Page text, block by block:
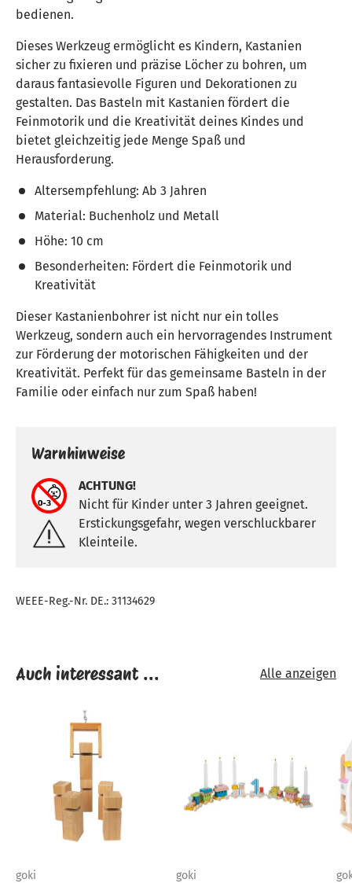
bedienen.
Dieses Werkzeug ermöglicht es Kindern, Kastanien
sicher zu fixieren und präzise Löcher zu bohren, um
daraus fantasievolle Figuren und Dekorationen zu
gestalten. Das Basteln mit Kastanien fördert die
Feinmotorik und die Kreativität deines Kindes und
bietet gleichzeitig jede Menge Spaß und
Herausforderung.
Altersempfehlung: Ab 3 Jahren
Material: Buchenholz und Metall
Höhe: 10 cm
Besonderheiten: Fördert die Feinmotorik und
Kreativität
Dieser Kastanienbohrer ist nicht nur ein tolles
Werkzeug, sondern auch ein hervorragendes Instrument
zur Förderung der motorischen Fähigkeiten und der
Kreativität. Perfekt für das gemeinsame Basteln in der
Familie oder einfach nur zum Spaß haben!
Warnhinweise
ACHTUNG!
Nicht für Kinder unter 3 Jahren geeignet.
Erstickungsgefahr, wegen verschluckbarer
Kleinteile.
WEEE-Reg.-Nr. DE.: 31134629
Auch interessant ... Alle anzeigen
goki goki